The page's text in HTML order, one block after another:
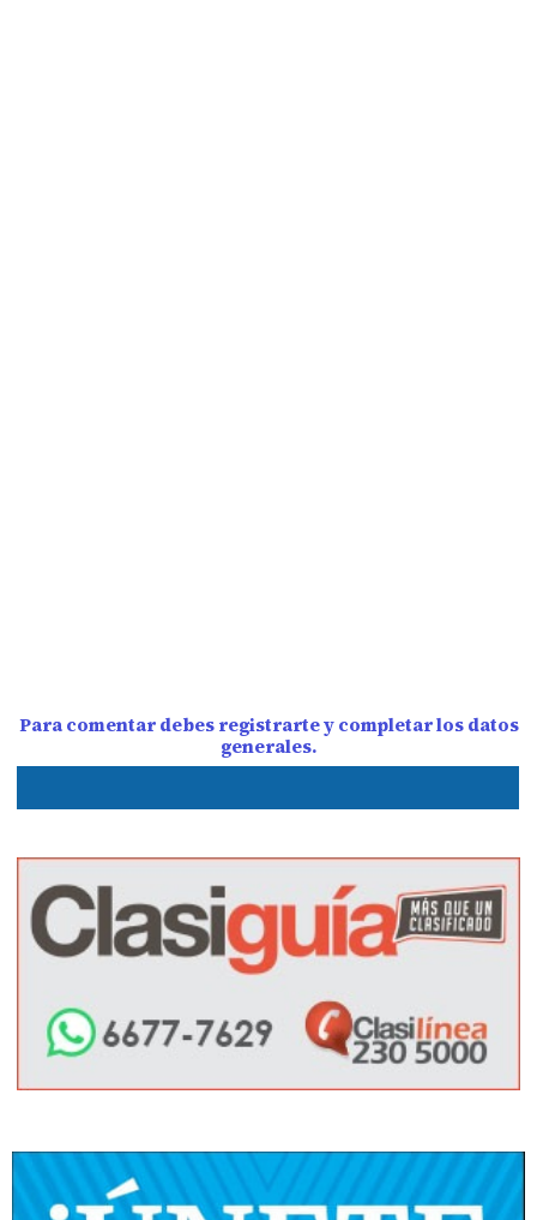
Para comentar debes registrarte y completar los datos
generales.